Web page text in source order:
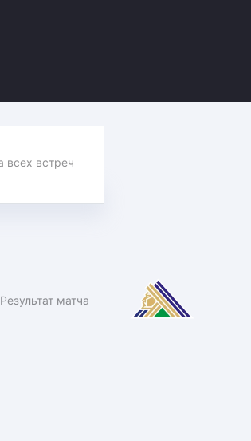
Статистика всех встреч
Результат матча